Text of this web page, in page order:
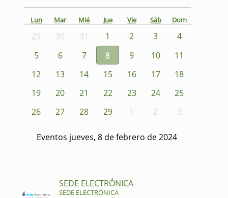
Lun Mar Mié Jue Vie Sáb Dom
29 30 31 1 2 3
4
5
6 7 8 9 10
11
12
13 14 15 16 17
18
19
20 21 22 23 24
25
26
27 28 29 1 2 3
Eventos jueves, 8 de febrero de 2024
SEDE ELECTRÓNICA
SEDE ELECTRÓNICA